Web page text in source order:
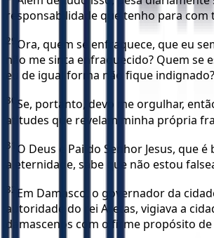
responsabilidade que tenho para com
29 Ora, quem se enfraquece, que eu
não me sinta enfraquecido? Quem se
eu de igual forma não fique indignado?
30 Se, portanto, devo me orgulhar,
atitudes que revelam minha própria
31
O Deus e Pai do Senhor Jesus, que
a eternidade, sabe que não estou
32 Em Damasco, o governador da
autoridade do rei Aretas, vigiava a
damascenos com o firme propósito